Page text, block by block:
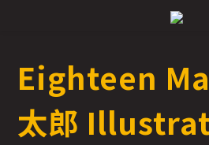
Eighteen
太郎